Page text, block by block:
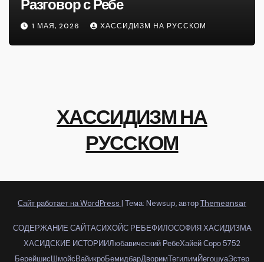
Разговор с Ребе
1 МАЯ, 2026 ХАССИДИЗМ НА РУССКОМ
ХАССИДИЗМ НА
РУССКОМ
Сайт работает на WordPress | Тема: Newsup, авторThemeansar
СОДЕРЖАНИЕ САЙТАСИХОЙС РЕБЕФИЛОСОФИЯ ХАСИДИЗМА
ХАСИДСКИЕ ИСТОРИИЛюбавический РебеХайей Соро 5752
БерейшисШмойсВайикроБемидбарДворимТегилимЙегошуаЭстер